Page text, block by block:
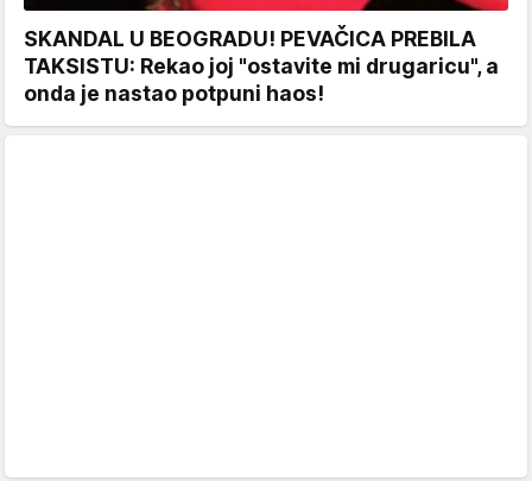
SKANDAL U BEOGRADU! PEVAČICA PREBILA
TAKSISTU: Rekao joj "ostavite mi drugaricu", a
onda je nastao potpuni haos!